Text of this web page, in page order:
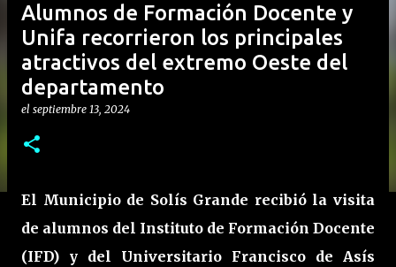
Alumnos de Formación Docente y
Unifa recorrieron los principales
atractivos del extremo Oeste del
departamento
el septiembre 13, 2024
El Municipio de Solís Grande recibió la visita
de alumnos del Instituto de Formación Docente
(IFD) y del Universitario Francisco de Asís